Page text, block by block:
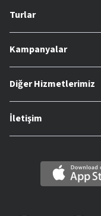
Turlar
Kampanyalar
Diğer Hizmetlerimiz
İletişim